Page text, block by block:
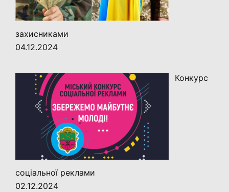
захисниками
04.12.2024
Конкурс
соціальної реклами
02.12.2024